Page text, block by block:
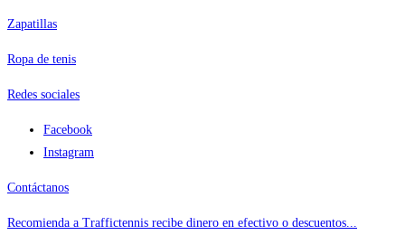
Zapatillas
Ropa de tenis
Redes sociales
Facebook
Instagram
Contáctanos
Recomienda a Traffictennis recibe dinero en efectivo o descuentos...